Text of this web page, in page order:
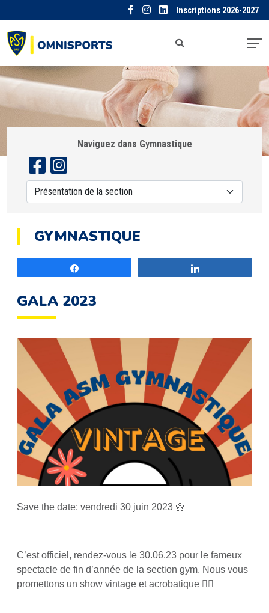
Inscriptions 2026-2027
Naviguez dans Gymnastique
GYMNASTIQUE
GALA 2023
Save the date: vendredi 30 juin 2023 🌼
C’est officiel, rendez-vous le 30.06.23 pour le fameux
spectacle de fin d’année de la section gym. Nous vous
promettons un show vintage et acrobatique 🤸‍♀️